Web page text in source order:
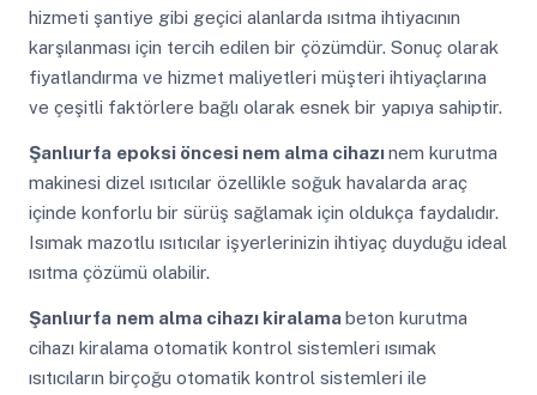
hizmeti şantiye gibi geçici alanlarda ısıtma ihtiyacının
karşılanması için tercih edilen bir çözümdür. Sonuç olarak
fiyatlandırma ve hizmet maliyetleri müşteri ihtiyaçlarına
ve çeşitli faktörlere bağlı olarak esnek bir yapıya sahiptir.
Şanlıurfa epoksi öncesi nem alma cihazınem kurutma
makinesi dizel ısıtıcılar özellikle soğuk havalarda araç
içinde konforlu bir sürüş sağlamak için oldukça faydalıdır.
Isımak mazotlu ısıtıcılar işyerlerinizin ihtiyaç duyduğu ideal
ısıtma çözümü olabilir.
Şanlıurfa nem alma cihazı kiralamabeton kurutma
cihazı kiralama otomatik kontrol sistemleri ısımak
ısıtıcıların birçoğu otomatik kontrol sistemleri ile